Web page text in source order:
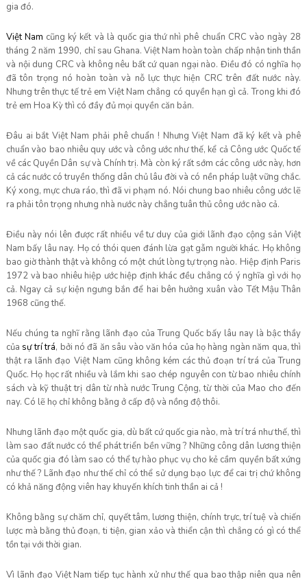
gia đó.
Việt Nam cũng ký kết và là quốc gia thứ nhì phê chuẩn CRC vào ngày 28
tháng 2 năm 1990, chỉ sau Ghana. Việt Nam hoàn toàn chấp nhận tinh thần
và nội dung CRC và không nêu bất cứ quan ngại nào. Điều đó có nghĩa họ
đã tôn trọng nó hoàn toàn và nỗ lực thực hiện CRC trên đất nước này.
Nhưng trên thực tế trẻ em Việt Nam chẳng có quyền hạn gì cả. Trong khi đó
trẻ em Hoa Kỳ thì có đầy đủ mọi quyền căn bản.
Đâu ai bắt Việt Nam phải phê chuẩn ! Nhưng Việt Nam đã ký kết và phê
chuẩn vào bao nhiêu quy ước và công ước như thế, kể cả Công ước Quốc tế
về các Quyền Dân sự và Chính trị. Mà còn ký rất sớm các công ước này, hơn
cả các nước có truyền thống dân chủ lâu đời và có nền pháp luật vững chắc.
Ký xong, mực chưa ráo, thì đã vi phạm nó. Nói chung bao nhiêu công ước lẽ
ra phải tôn trọng nhưng nhà nước này chẳng tuân thủ công ước nào cả.
Điều này nói lên được rất nhiều về tư duy của giới lãnh đạo cộng sản Việt
Nam bấy lâu nay. Họ có thói quen đánh lừa gạt gẫm người khác. Họ không
bao giờ thành thật và không có một chút lòng tự trọng nào. Hiệp định Paris
1972 và bao nhiêu hiệp ước hiệp định khác đều chẳng có ý nghĩa gì với họ
cả. Ngay cả sự kiện ngưng bắn để hai bên hưởng xuân vào Tết Mậu Thân
1968 cũng thế.
Nếu chúng ta nghĩ rằng lãnh đạo của Trung Quốc bấy lâu nay là bậc thầy
của sựtrí trá, bởi nó đã ăn sâu vào văn hóa của họ hàng ngàn năm qua, thì
thật ra lãnh đạo Việt Nam cũng không kém các thủ đoạn trí trá của Trung
Quốc. Họ học rất nhiều và lắm khi sao chép nguyên con từ bao nhiêu chính
sách và kỹ thuật trị dân từ nhà nước Trung Cộng, từ thời của Mao cho đến
nay. Có lẽ họ chỉ không bằng ở cấp độ và nồng độ thôi.
Nhưng lãnh đạo một quốc gia, dù bất cứ quốc gia nào, mà trí trá như thế, thì
làm sao đất nước có thể phát triển bền vững ? Những công dân lương thiện
của quốc gia đó làm sao có thể tự hào phục vụ cho kẻ cầm quyền bất xứng
như thế ? Lãnh đạo như thế chỉ có thể sử dụng bạo lực để cai trị chứ không
có khả năng động viên hay khuyến khích tinh thần ai cả !
Không bằng sự chăm chỉ, quyết tâm, lương thiện, chính trực, trí tuệ và chiến
lược mà bằng thủ đoạn, ti tiện, gian xảo và thiển cận thì chẳng có gì có thể
tồn tại với thời gian.
Vì lãnh đạo Việt Nam tiếp tục hành xử như thế qua bao thập niên qua nên